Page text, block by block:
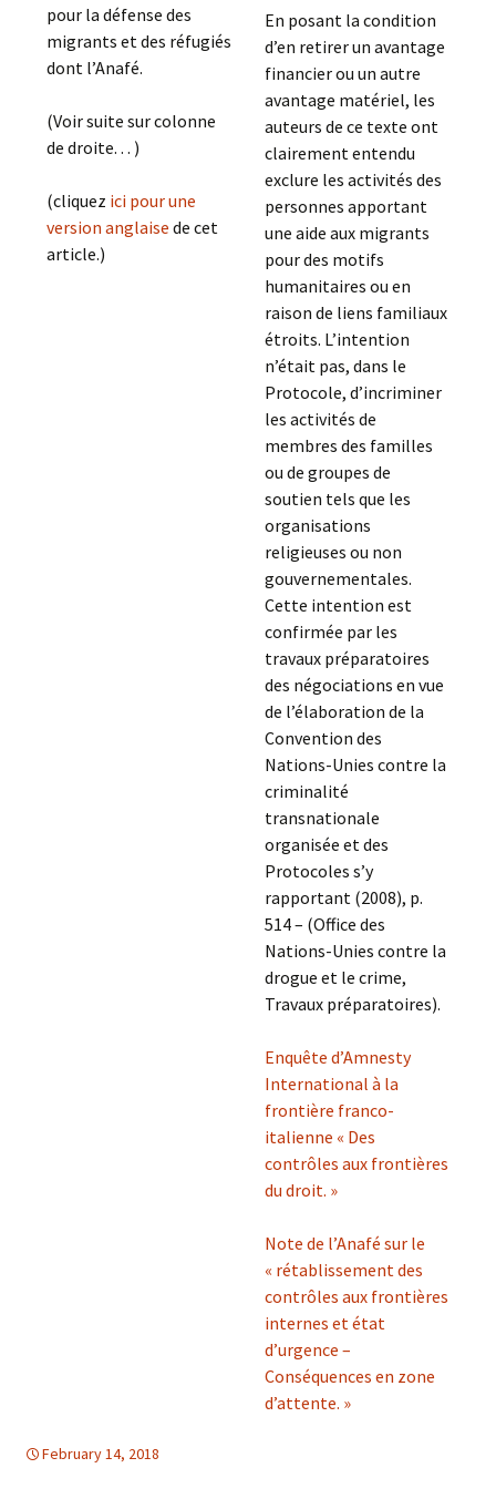
pour la défense des
migrants et des réfugiés
dont l’Anafé.
(Voir suite sur colonne
de droite. . . )
(cliquez ici pour une
version anglaise de cet
article.)
En posant la condition
d’en retirer un avantage
financier ou un autre
avantage matériel, les
auteurs de ce texte ont
clairement entendu
exclure les activités des
personnes apportant
une aide aux migrants
pour des motifs
humanitaires ou en
raison de liens familiaux
étroits. L’intention
n’était pas, dans le
Protocole, d’incriminer
les activités de
membres des familles
ou de groupes de
soutien tels que les
organisations
religieuses ou non
gouvernementales.
Cette intention est
confirmée par les
travaux préparatoires
des négociations en vue
de l’élaboration de la
Convention des
Nations-Unies contre la
criminalité
transnationale
organisée et des
Protocoles s’y
rapportant (2008), p.
514 – (Office des
Nations-Unies contre la
drogue et le crime,
Travaux préparatoires).
Enquête d’Amnesty
International à la
frontière franco-
italienne « Des
contrôles aux frontières
du droit. »
Note de l’Anafé sur le
« rétablissement des
contrôles aux frontières
internes et état
d’urgence –
Conséquences en zone
d’attente. »
February 14, 2018